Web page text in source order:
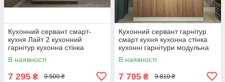
Кухонний сервант смарт-
кухня Лайт 2 кухонний
гарнітур кухонна стінка
кухонні гарнітури модульна
міні кухня комплект кухонний
В наявності
7 295 ₴ 9 500 ₴
Кухонний сервант гарнітур
смарт кухня кухонна стінка
кухонні гарнітури модульна
міні кухня Лайт-1 для
маленької кухні
В наявності
7 795 ₴ 9 810 ₴